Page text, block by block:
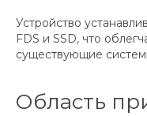
Устройство
FDS и SSD, что
существующие
Область